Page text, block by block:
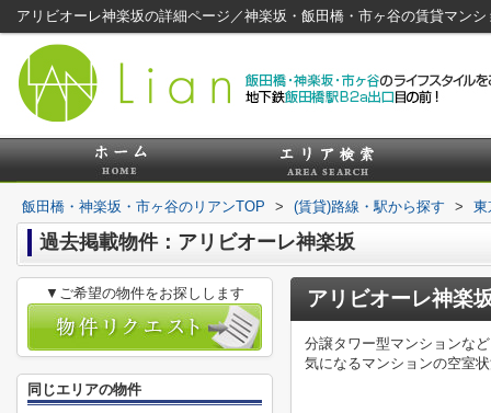
アリビオーレ神楽坂の詳細ページ／神楽坂・飯田橋・市ヶ谷の賃貸マン
飯田橋・神楽坂・市ヶ谷のリアンTOP > (賃貸)路線・駅から探す > 東
過去掲載物件：アリビオーレ神楽坂
アリビオーレ神楽
分譲タワー型マンションな
気になるマンションの空室
▼ご希望の物件をお探しします
同じエリアの物件